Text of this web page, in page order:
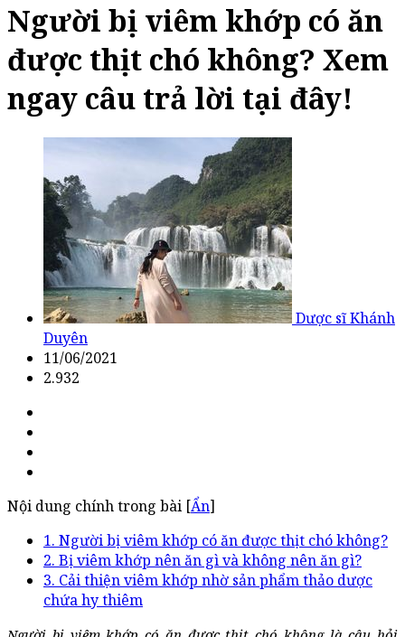
Người bị viêm khớp có ăn
được thịt chó không? Xem
ngay câu trả lời tại đây!
Dược sĩ Khánh
Duyên
11/06/2021
2.932
Nội dung chính trong bài [Ẩn]
1. Người bị viêm khớp có ăn được thịt chó không?
2. Bị viêm khớp nên ăn gì và không nên ăn gì?
3. Cải thiện viêm khớp nhờ sản phẩm thảo dược
chứa hy thiêm